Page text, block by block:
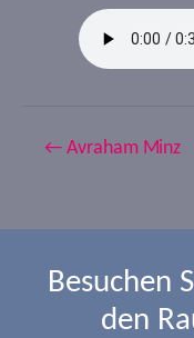
← Avraham Minz
Besuchen
den